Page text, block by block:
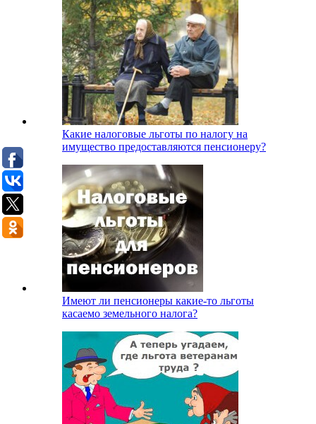
Какие налоговые льготы по налогу на
имущество предоставляются пенсионеру?
Имеют ли пенсионеры какие-то льготы
касаемо земельного налога?